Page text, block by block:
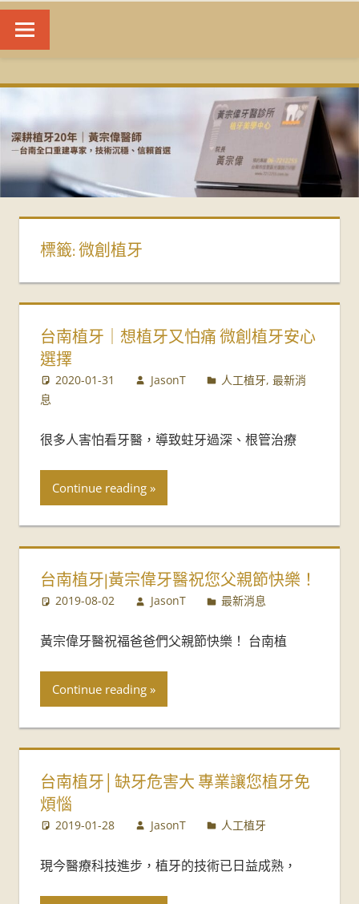
台
南
植
牙
|
宗
偉
牙
診
台
南
牙
推
標籤:微創植牙
台南植牙｜想植牙又怕痛 微創植牙安心
選擇
2020-01-31 JasonT 人工植牙,最新消
息
很多人害怕看牙醫，導致蛀牙過深、根管治療
Continue reading
台南植牙|黃宗偉牙醫祝您父親節快樂！
2019-08-02 JasonT 最新消息
黃宗偉牙醫祝福爸爸們父親節快樂！ 台南植
Continue reading
台南植牙│缺牙危害大 專業讓您植牙免
煩惱
2019-01-28 JasonT 人工植牙
現今醫療科技進步，植牙的技術已日益成熟，